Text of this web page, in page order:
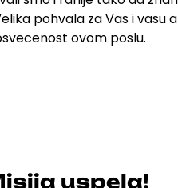
pohvala za Vas i vasu
ovom poslu.
uspela!